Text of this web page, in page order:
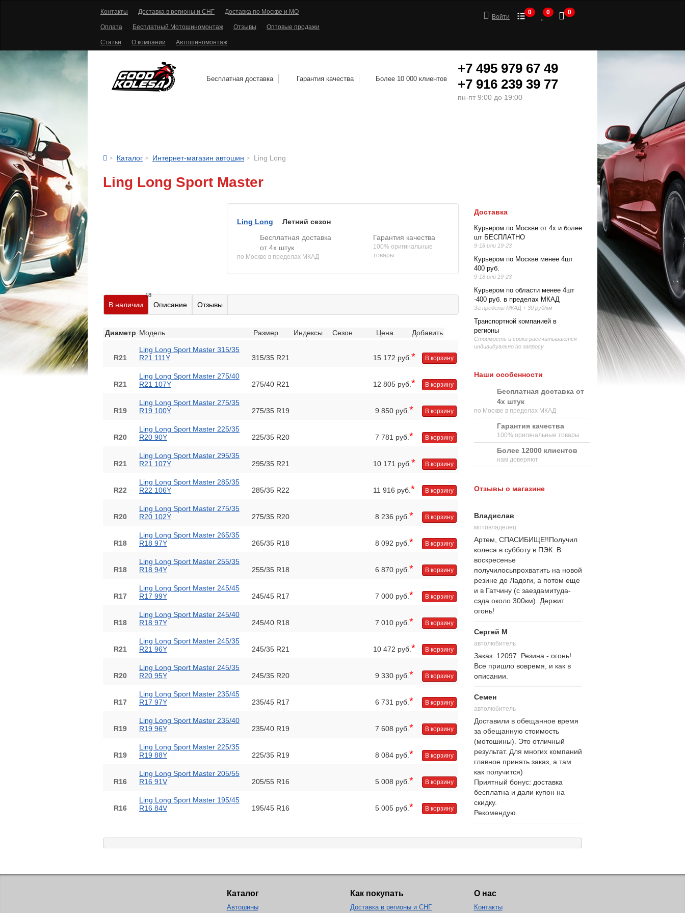
Контакты Доставка в регионы и СНГ Доставка по Москве и МО
Оплата Бесплатный Мотошиномонтаж Отзывы Оптовые продажи
Статьи О компании Автошиномонтаж
Войти
0 0 0
Бесплатная доставка Гарантия качества Более 10 000 клиентов
+7 495 979 67 49
+7 916 239 39 77
пн-пт 9:00 до 19:00
Каталог Интернет-магазин автошин Ling Long
Ling Long Sport Master
Ling Long
Летний сезон
Бесплатная доставка
от 4х штук
по Москве в пределах МКАД
Гарантия качества
100% оригинальные
товары
В наличии
18
Описание Отзывы
Диаметр Модель Размер Индексы Сезон Цена Добавить
R21
Ling Long Sport Master 315/35
R21 111Y
315/35 R21 15 172 руб. * В корзину
R21
Ling Long Sport Master 275/40
R21 107Y
275/40 R21 12 805 руб. * В корзину
R19
Ling Long Sport Master 275/35
R19 100Y
275/35 R19 9 850 руб. * В корзину
R20
Ling Long Sport Master 225/35
R20 90Y
225/35 R20 7 781 руб. * В корзину
R21
Ling Long Sport Master 295/35
R21 107Y
295/35 R21 10 171 руб. * В корзину
R22
Ling Long Sport Master 285/35
R22 106Y
285/35 R22 11 916 руб. * В корзину
R20
Ling Long Sport Master 275/35
R20 102Y
275/35 R20 8 236 руб. * В корзину
R18
Ling Long Sport Master 265/35
R18 97Y
265/35 R18 8 092 руб. * В корзину
R18
Ling Long Sport Master 255/35
R18 94Y
255/35 R18 6 870 руб. * В корзину
R17
Ling Long Sport Master 245/45
R17 99Y
245/45 R17 7 000 руб. * В корзину
R18
Ling Long Sport Master 245/40
R18 97Y
245/40 R18 7 010 руб. * В корзину
R21
Ling Long Sport Master 245/35
R21 96Y
245/35 R21 10 472 руб. * В корзину
R20
Ling Long Sport Master 245/35
R20 95Y
245/35 R20 9 330 руб. * В корзину
R17
Ling Long Sport Master 235/45
R17 97Y
235/45 R17 6 731 руб. * В корзину
R19
Ling Long Sport Master 235/40
R19 96Y
235/40 R19 7 608 руб. * В корзину
R19
Ling Long Sport Master 225/35
R19 88Y
225/35 R19 8 084 руб. * В корзину
R16
Ling Long Sport Master 205/55
R16 91V
205/55 R16 5 008 руб. * В корзину
R16
Ling Long Sport Master 195/45
R16 84V
195/45 R16 5 005 руб. * В корзину
Доставка
Курьером по Москве от 4х и более
шт БЕСПЛАТНО
9-18 или 19-23
Курьером по Москве менее 4шт
400 руб.
9-18 или 19-23
Курьером по области менее 4шт
-400 руб. в пределах МКАД
За пределы МКАД + 30 руб/км
Транспортной компанией в
регионы
Стоимость и сроки рассчитываются
индивидуально по запросу
Наши особенности
Бесплатная доставка от
4х штук
по Москве в пределах МКАД
Гарантия качества
100% оригинальные товары
Более 12000 клиентов
нам доверяют
Отзывы о магазине
Владислав
мотовладелец
Артем, СПАСИБИЩЕ!!Получил
колеса в субботу в ПЭК. В
воскресенье
получилосьпрохватить на новой
резине до Ладоги, а потом еще
и в Гатчину (с заездамитуда-
сэда около 300км). Держит
огонь!
Сергей М
автолюбитель
Заказ. 12097. Резина - огонь!
Все пришло вовремя, и как в
описании.
Семен
автолюбитель
Доставили в обещанное время
за обещанную стоимость
(мотошины). Это отличный
результат. Для многих компаний
главное принять заказ, а там
как получится)
Приятный бонус: доставка
бесплатна и дали купон на
скидку.
Рекомендую.
Каталог
Автошины
Как покупать
Доставка в регионы и СНГ
О нас
Контакты